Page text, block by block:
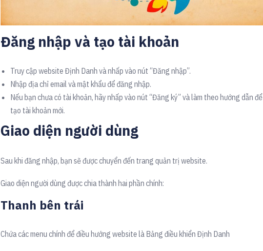
Đăng nhập và tạo tài khoản
Truy cập website Định Danh và nhấp vào nút “Đăng nhập”.
Nhập địa chỉ email và mật khẩu để đăng nhập.
Nếu bạn chưa có tài khoản, hãy nhấp vào nút “Đăng ký” và làm theo hướng dẫn để
tạo tài khoản mới.
Giao diện người dùng
Sau khi đăng nhập, bạn sẽ được chuyển đến trang quản trị website.
Giao diện người dùng được chia thành hai phần chính:
Thanh bên trái
Chứa các menu chính để điều hướng website là Bảng điều khiển Định Danh